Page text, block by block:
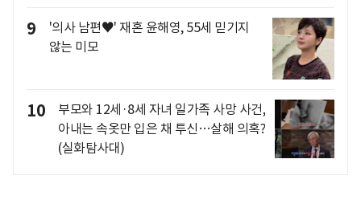
9
'의사 남편♥' 재혼 윤해영, 55세 믿기지
않는 미모
10
부모와 12세·8세 자녀 일가족 사망 사건,
아내는 속옷만 입은 채 투신…살해 의혹?
(실화탐사대)